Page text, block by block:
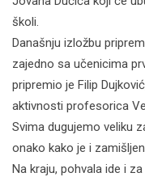
školi.
Današnju izložbu
zajedno sa učenicima
pripremio je Filip
aktivnosti profesorica
Svima dugujemo veliku
onako kako je i
Na kraju, pohvala ide i